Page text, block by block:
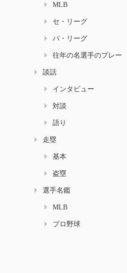
MLB
セ・リーグ
パ・リーグ
往年の名選手のプレー
談話
インタビュー
対談
語り
走塁
基本
盗塁
選手名鑑
MLB
プロ野球